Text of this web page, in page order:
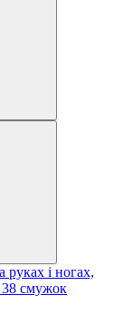
руках і ногах,
38 смужок